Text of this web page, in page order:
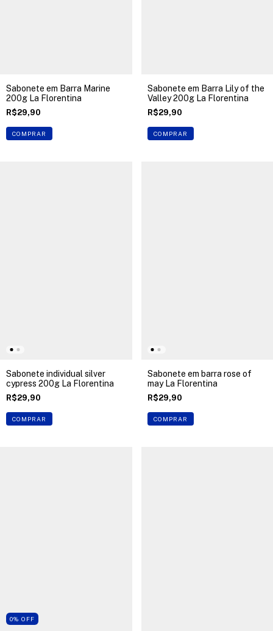
Sabonete em Barra Marine
200g La Florentina
R$29,90
COMPRAR
Sabonete em Barra Lily of the
Valley 200g La Florentina
R$29,90
COMPRAR
Sabonete individual silver
cypress 200g La Florentina
R$29,90
COMPRAR
Sabonete em barra rose of
may La Florentina
R$29,90
COMPRAR
0% OFF